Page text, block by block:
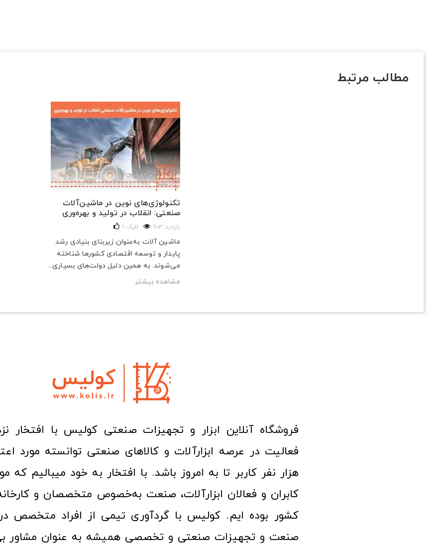
مطالب مرتبط
تکنولوژی‌های نوین در ماشین‌آلات
صنعتی: انقلاب در تولید و بهره‌وری
903 بازدید 1 لایک
ماشین آلات به‌عنوان زیربنای بنیادی رشد
پایدار و توسعه اقتصادی کشورها شناخته
می‌شوند. به همین دلیل دولت‌های بسیاری...
مشاهده بیشتر
هزار نفر کاربر تا به امروز باشد. با افتخار به خود میبالیم که
کابران و فعالان ابزارآلات، صنعت به‌خصوص متخصصان و
کشور بوده ایم. کولیس با گردآوری تیمی از افراد متخصص در
صنعت و تجهیزات صنعتی و تخصصی همیشه به عنوان مشاور